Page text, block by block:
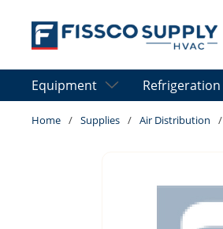
Skip to main content
Equipment Refrigeration
Home / Supplies / Air Distribution /